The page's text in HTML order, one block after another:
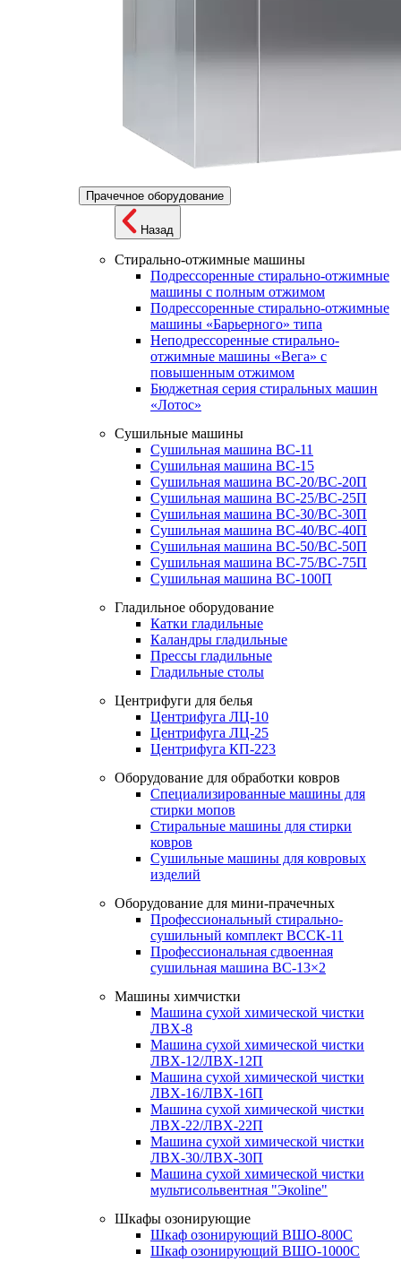
Прачечное оборудование
Назад
Стирально-отжимные машины
Подрессоренные стирально-отжимные
машины с полным отжимом
Подрессоренные стирально-отжимные
машины «Барьерного» типа
Неподрессоренные стирально-
отжимные машины «Вега» с
повышенным отжимом
Бюджетная серия стиральных машин
«Лотос»
Сушильные машины
Сушильная машина ВС-11
Сушильная машина ВС-15
Сушильная машина ВС-20/ВС-20П
Сушильная машина ВС-25/ВС-25П
Сушильная машина ВС-30/ВС-30П
Сушильная машина ВС-40/ВС-40П
Сушильная машина ВС-50/ВС-50П
Сушильная машина ВС-75/ВС-75П
Сушильная машина ВС-100П
Гладильное оборудование
Катки гладильные
Каландры гладильные
Прессы гладильные
Гладильные столы
Центрифуги для белья
Центрифуга ЛЦ-10
Центрифуга ЛЦ-25
Центрифуга КП-223
Оборудование для обработки ковров
Специализированные машины для
стирки мопов
Стиральные машины для стирки
ковров
Сушильные машины для ковровых
изделий
Оборудование для мини-прачечных
Профессиональный стирально-
сушильный комплект ВССК-11
Профессиональная сдвоенная
сушильная машина ВС-13×2
Машины химчистки
Машина сухой химической чистки
ЛВХ-8
Машина сухой химической чистки
ЛВХ-12/ЛВХ-12П
Машина сухой химической чистки
ЛВХ-16/ЛВХ-16П
Машина сухой химической чистки
ЛВХ-22/ЛВХ-22П
Машина сухой химической чистки
ЛВХ-30/ЛВХ-30П
Машина сухой химической чистки
мультисольвентная "Экоline"
Шкафы озонирующие
Шкаф озонирующий ВШО-800С
Шкаф озонирующий ВШО-1000С